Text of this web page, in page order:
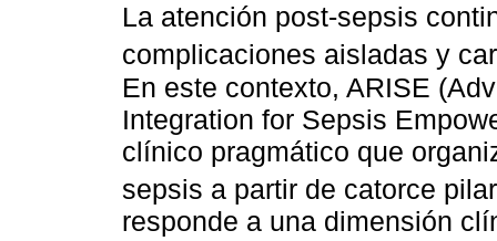
La atención post-sepsis
complicaciones aisladas y
En este contexto, ARISE
Integration for Sepsis
clínico pragmático que
sepsis a partir de catorce
responde a una dimensión